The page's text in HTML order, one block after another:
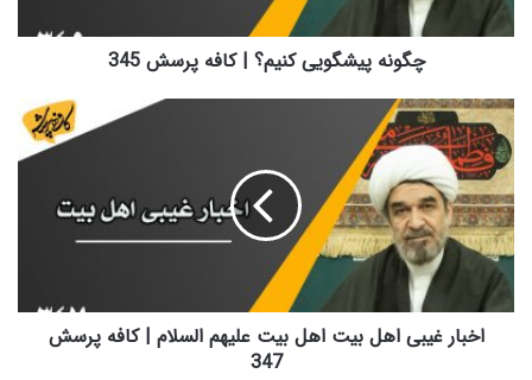
چگونه پیشگویی کنیم؟ | کافه پرسش 345
اخبار
غیبی
اهل
بیت
اهل
بیت
علیهم
السلام
|
اخبار غیبی اهل بیت اهل بیت علیهم السلام | کافه پرسش
347